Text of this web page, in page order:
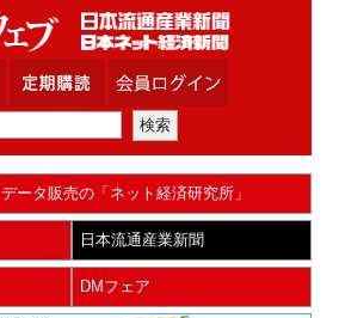
データ販売の「ネット経済研究所」
日本流通産業新聞
DMフェア